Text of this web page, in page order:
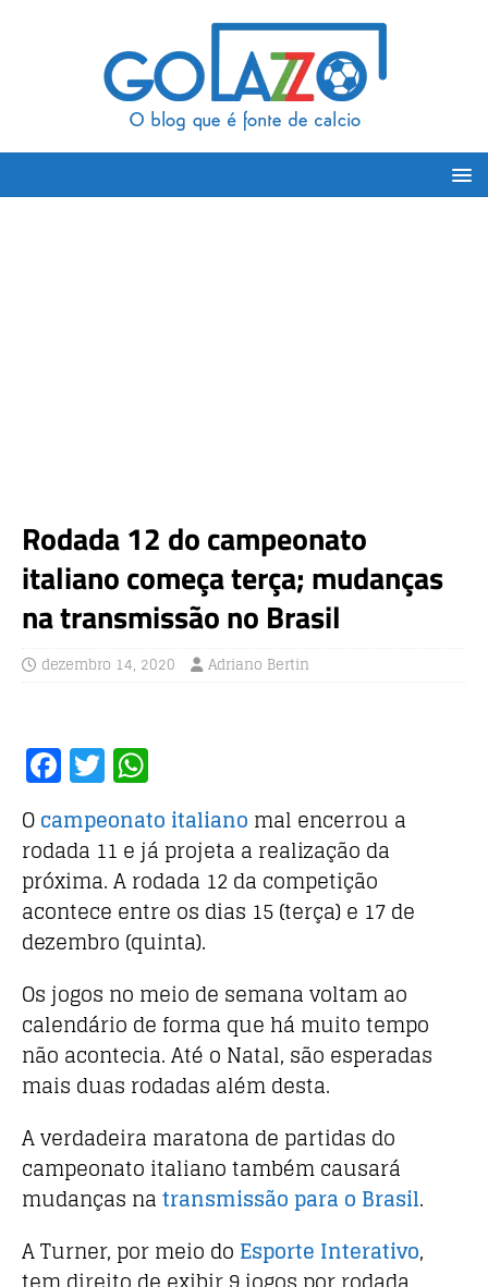
Rodada 12 do campeonato
italiano começa terça; mudanças
na transmissão no Brasil
dezembro 14, 2020 Adriano Bertin
F
a
c
e
b
o
o
k
T
w
it
te
r
h
at
s
A
p
p
Ocampeonato italiano mal encerrou a
rodada 11 e já projeta a realização da
próxima. A rodada 12 da competição
acontece entre os dias 15 (terça) e 17 de
dezembro (quinta).
Os jogos no meio de semana voltam ao
calendário de forma que há muito tempo
não acontecia. Até o Natal, são esperadas
mais duas rodadas além desta.
A verdadeira maratona de partidas do
campeonato italiano também causará
mudanças natransmissão para o Brasil.
A Turner, por meio do Esporte Interativo,